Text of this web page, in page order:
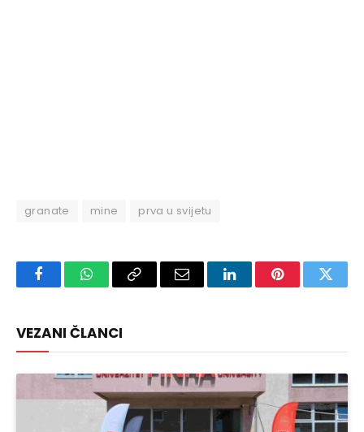
granate mine prva u svijetu
FacebookWhatsAppCopy
Email LinkedInPinterest
VEZANI ČLANCI